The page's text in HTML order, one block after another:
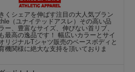
くシェアを伸ばす注目の大人気ブラン
（ユナイテッドアスレ）その高い品
ー、豊富なサイズ、伸びない首リブ、
最高の逸品です！ 幅広いカラーとサイ
リジナルTシャツ販売のベースボディと
機関様に絶大な支持を頂いておりま